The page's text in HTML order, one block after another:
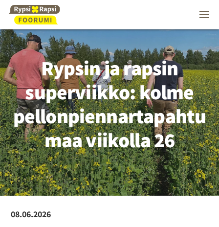
Rypsin ja rapsin
superviikko: kolme
pellonpiennartapahtu
maa viikolla 26
08.06.2026